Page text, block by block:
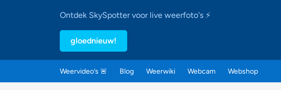
Ontdek SkySpotter voor live weerfoto's ⚡
gloednieuw!
Weervideo’s 🚨 Blog Weerwiki Webcam Webshop